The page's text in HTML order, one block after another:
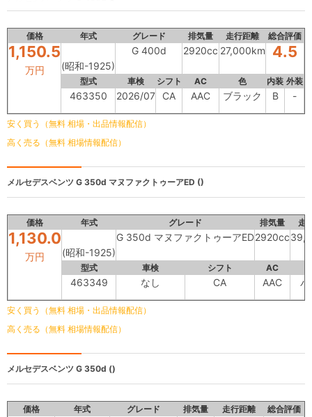
価格 年式 グレード 排気量 走行距離 総合評価
1,150.5
万円 (昭和-1925)
G 400d 2920cc 27,000km 4.5
型式 車検 シフト AC 色 内装 外装
463350 2026/07 CA AAC ブラック B -
安く買う（無料 相場・出品情報配信）
高く売る（無料 相場情報配信）
メルセデスベンツ G 350d マヌファクトゥーアED ()
価格 年式 グレード 排気量 走
1,130.0
万円 (昭和-1925)
G 350d マヌファクトゥーアED2920cc
型式 車検 シフト AC
463349 なし CA AAC パ
安く買う（無料 相場・出品情報配信）
高く売る（無料 相場情報配信）
メルセデスベンツ G 350d ()
価格 年式 グレード 排気量 走行距離 総合評価